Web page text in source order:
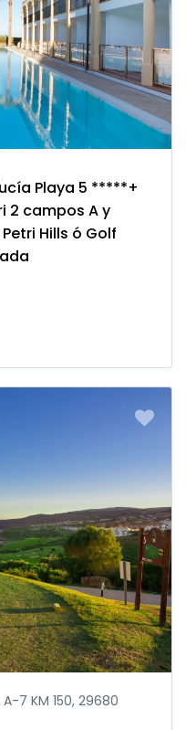
Playa 5 *****+
2 campos A y
Hills ó Golf
7 KM 150, 29680